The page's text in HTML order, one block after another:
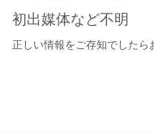
初出媒体など不明
正しい情報をご存知でしたら